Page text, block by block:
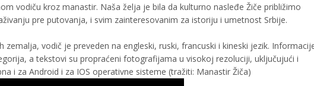
vodiču kroz manastir. Naša želja je bila da kulturno nasleđe Žiče približimo
pre putovanja, i svim zainteresovanim za istoriju i umetnost Srbije.
zemalja, vodič je preveden na engleski, ruski, francuski i kineski jezik.
a tekstovi su propraćeni fotografijama u visokoj rezoluciji, uključujući i
i za Android i za IOS operativne sisteme (tražiti: Manastir Žiča)